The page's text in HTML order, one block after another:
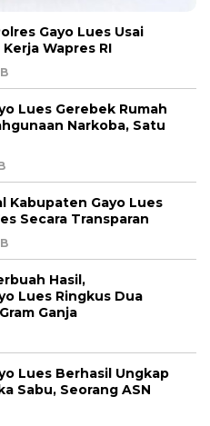
Gayo Lues Usai
Wapres RI
Lues Gerebek Rumah
Narkoba, Satu
Kabupaten Gayo Lues
Secara Transparan
Hasil,
Lues Ringkus Dua
Ganja
Lues Berhasil Ungkap
Sabu, Seorang ASN